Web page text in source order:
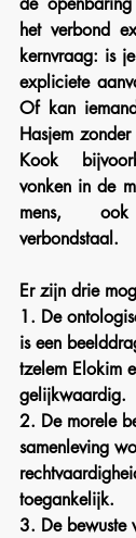
het verbond
kernvraag: is
expliciete
Of kan
Hasjem
Kook
vonken in de
mens,
verbondstaal.
Er zijn drie
1. De
is een
tzelem Elokim
gelijkwaardig.
2. De morele
samenleving
toegankelijk.
3. De bewuste